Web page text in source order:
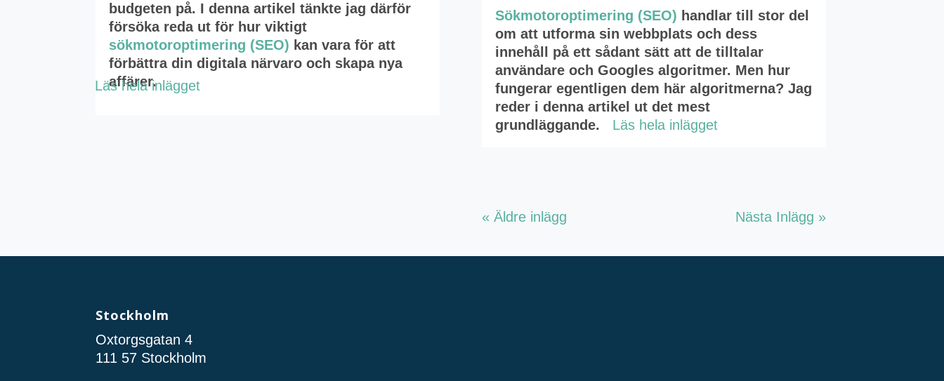
budgeten på. I denna artikel tänkte jag därför
försöka reda ut för hur viktigt
sökmotoroptimering (SEO) kan vara för att
förbättra din digitala närvaro och skapa nya
affärer.
Läs hela inlägget
Sökmotoroptimering (SEO) handlar till stor del
om att utforma sin webbplats och dess
innehåll på ett sådant sätt att de tilltalar
användare och Googles algoritmer. Men hur
fungerar egentligen dem här algoritmerna? Jag
reder i denna artikel ut det mest
grundläggande.
Läs hela inlägget
« Äldre inlägg Nästa Inlägg »
Stockholm
Oxtorgsgatan 4
111 57 Stockholm